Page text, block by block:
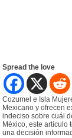
Spread the love
Cozumel e Isla
Mexicano y ofrecen
indeciso sobre cuál
México, este artículo
una decisión